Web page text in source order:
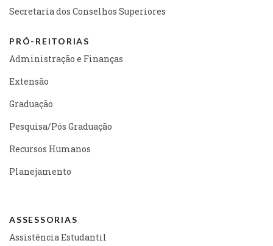
Secretaria dos Conselhos Superiores
PRÓ-REITORIAS
Administração e Finanças
Extensão
Graduação
Pesquisa/Pós Graduação
Recursos Humanos
Planejamento
ASSESSORIAS
Assistência Estudantil